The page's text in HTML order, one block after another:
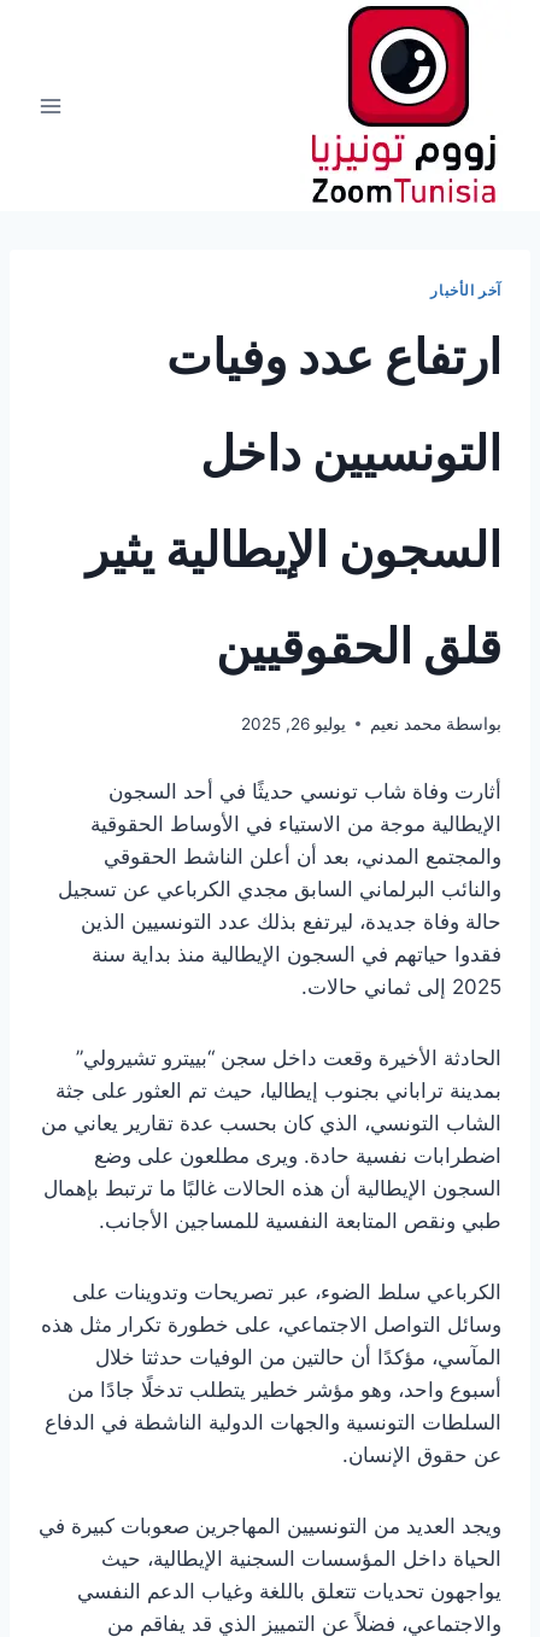
آخر الأخبار
ارتفاع عدد وفيات
التونسيين داخل
السجون الإيطالية يثير
قلق الحقوقيين
بواسطة محمد نعيم يوليو 26, 2025
أثارت وفاة شاب تونسي حديثًا في أحد السجون
الإيطالية موجة من الاستياء في الأوساط الحقوقية
والمجتمع المدني، بعد أن أعلن الناشط الحقوقي
والنائب البرلماني السابق مجدي الكرباعي عن تسجيل
حالة وفاة جديدة، ليرتفع بذلك عدد التونسيين الذين
فقدوا حياتهم في السجون الإيطالية منذ بداية سنة
2025 إلى ثماني حالات.
الحادثة الأخيرة وقعت داخل سجن “بييترو تشيرولي”
بمدينة تراباني بجنوب إيطاليا، حيث تم العثور على جثة
الشاب التونسي، الذي كان بحسب عدة تقارير يعاني من
اضطرابات نفسية حادة. ويرى مطلعون على وضع
السجون الإيطالية أن هذه الحالات غالبًا ما ترتبط بإهمال
طبي ونقص المتابعة النفسية للمساجين الأجانب.
الكرباعي سلط الضوء، عبر تصريحات وتدوينات على
وسائل التواصل الاجتماعي، على خطورة تكرار مثل هذه
المآسي، مؤكدًا أن حالتين من الوفيات حدثتا خلال
أسبوع واحد، وهو مؤشر خطير يتطلب تدخلًا جادًا من
السلطات التونسية والجهات الدولية الناشطة في الدفاع
عن حقوق الإنسان.
ويجد العديد من التونسيين المهاجرين صعوبات كبيرة في
الحياة داخل المؤسسات السجنية الإيطالية، حيث
يواجهون تحديات تتعلق باللغة وغياب الدعم النفسي
والاجتماعي، فضلاً عن التمييز الذي قد يفاقم من